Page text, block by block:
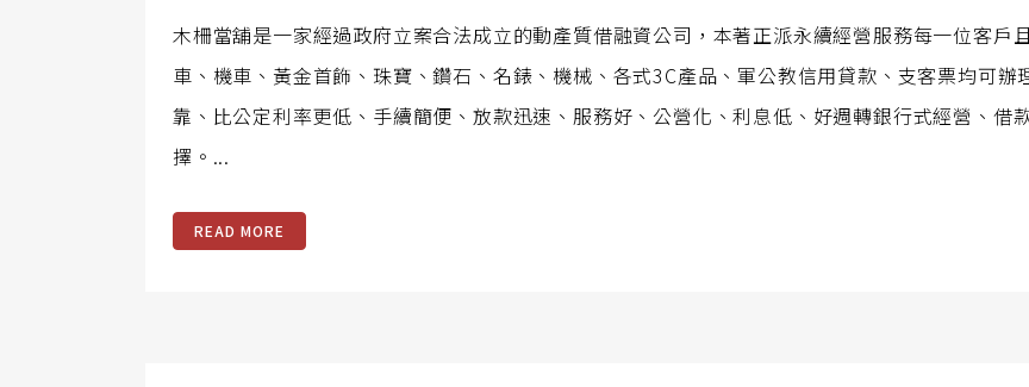
木柵當舖是一家經過政府立案合法成立的動產質借融資公司，本著正派永續經營服務每一位客戶
車、機車、黃金首飾、珠寶、鑽石、名錶、機械、各式3C產品、軍公教信用貸款、支客票均可
靠、比公定利率更低、手續簡便、放款迅速、服務好、公營化、利息低、好週轉銀行式經營、借
擇。...
READ MORE